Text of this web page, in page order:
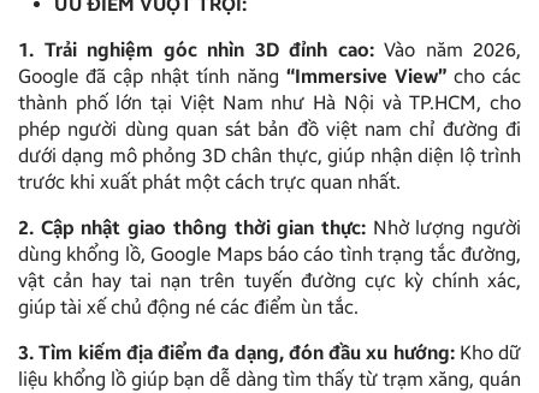
1. Trải nghiệm góc nhìn 3D đỉnh cao:Vào năm 2026,
Google đã cập nhật tính năng “Immersive View” cho các
thành phố lớn tại Việt Nam như Hà Nội và TP.HCM, cho
phép người dùng quan sát bản đồ việt nam chỉ đường đi
dưới dạng mô phỏng 3D chân thực, giúp nhận diện lộ trình
trước khi xuất phát một cách trực quan nhất.
2. Cập nhật giao thông thời gian thực:Nhờ lượng người
dùng khổng lồ, Google Maps báo cáo tình trạng tắc đường,
vật cản hay tai nạn trên tuyến đường cực kỳ chính xác,
giúp tài xế chủ động né các điểm ùn tắc.
3. Tìm kiếm địa điểm đa dạng, đón đầu xu hướng:Kho dữ
liệu khổng lồ giúp bạn dễ dàng tìm thấy từ trạm xăng, quán